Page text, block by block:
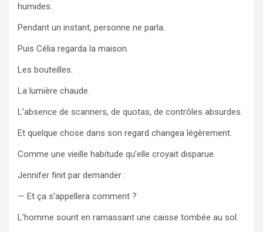
humides.
Pendant un instant, personne ne parla.
Puis Célia regarda la maison.
Les bouteilles.
La lumière chaude.
L’absence de scanners, de quotas, de contrôles absurdes.
Et quelque chose dans son regard changea légèrement.
Comme une vieille habitude qu’elle croyait disparue.
Jennifer finit par demander :
— Et ça s’appellera comment ?
L’homme sourit en ramassant une caisse tombée au sol.